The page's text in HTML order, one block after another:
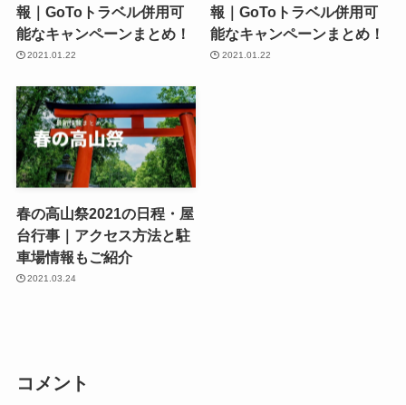
報｜GoToトラベル併用可
能なキャンペーンまとめ！
2021.01.22
報｜GoToトラベル併用可
能なキャンペーンまとめ！
2021.01.22
春の高山祭2021の日程・屋
台行事｜アクセス方法と駐
車場情報もご紹介
2021.03.24
コメント